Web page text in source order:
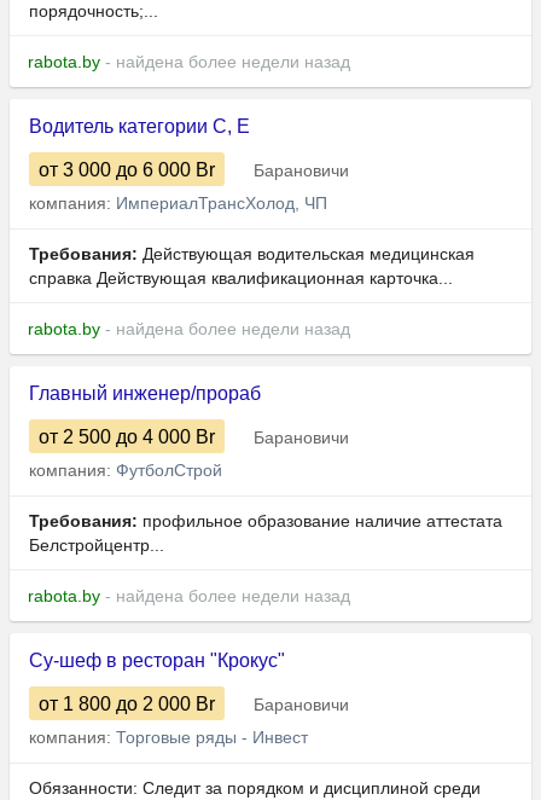
порядочность;...
rabota.by - найдена более недели назад
Водитель категории C, Е
от 3 000 до 6 000 Br
Барановичи
компания: ИмпериалТрансХолод, ЧП
Требования: Действующая водительская медицинская
справка Действующая квалификационная карточка...
rabota.by - найдена более недели назад
Главный инженер/прораб
от 2 500 до 4 000 Br
Барановичи
компания: ФутболСтрой
Требования: профильное образование наличие аттестата
Белстройцентр...
rabota.by - найдена более недели назад
Су-шеф в ресторан "Крокус"
от 1 800 до 2 000 Br
Барановичи
компания: Торговые ряды - Инвест
Обязанности: Следит за порядком и дисциплиной среди